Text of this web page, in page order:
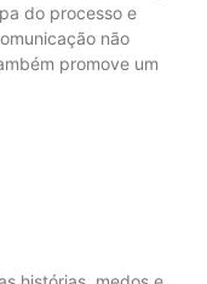
do processo e
não
promove um